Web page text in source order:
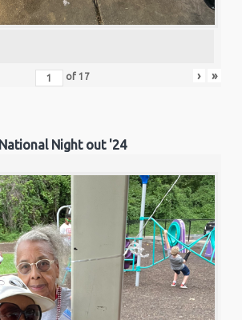
of 17 › »
National Night out '24